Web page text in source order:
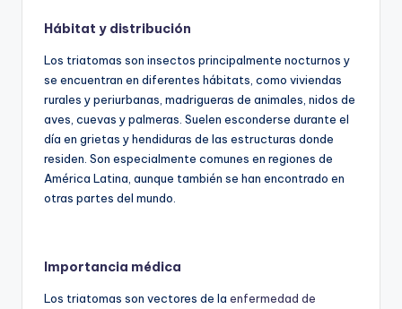
Hábitat y distribución
Los triatomas son insectos principalmente nocturnos y
se encuentran en diferentes hábitats, como viviendas
rurales y periurbanas, madrigueras de animales, nidos de
aves, cuevas y palmeras. Suelen esconderse durante el
día en grietas y hendiduras de las estructuras donde
residen. Son especialmente comunes en regiones de
América Latina, aunque también se han encontrado en
otras partes del mundo.
Importancia médica
Los triatomas son vectores de la enfermedad de